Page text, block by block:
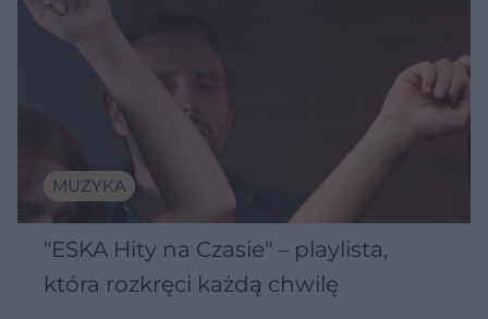
MUZYKA
"ESKA Hity na Czasie" – playlista,
która rozkręci każdą chwilę